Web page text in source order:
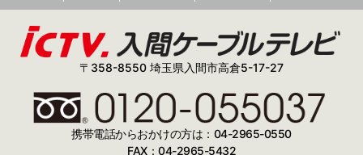
〒358-8550 埼玉県入間市高倉5-17-27
携帯電話からおかけの方は：04-2965-0550
FAX：04-2965-5432